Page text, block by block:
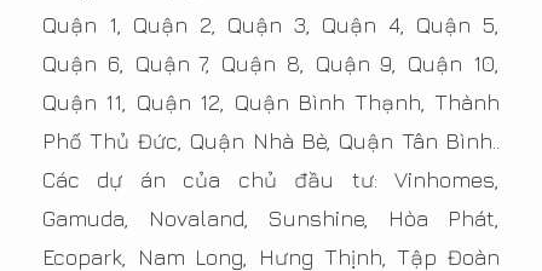
Quận 1, Quận 2, Quận 3, Quận 4, Quận 5,
Quận 6, Quận 7, Quận 8, Quận 9, Quận 10,
Quận 11, Quận 12, Quận Bình Thạnh, Thành
Phố Thủ Đức, Quận Nhà Bè, Quận Tân Bình..
Các dự án của chủ đầu tư: Vinhomes,
Gamuda, Novaland, Sunshine, Hòa Phát,
Ecopark, Nam Long, Hưng Thịnh, Tập Đoàn